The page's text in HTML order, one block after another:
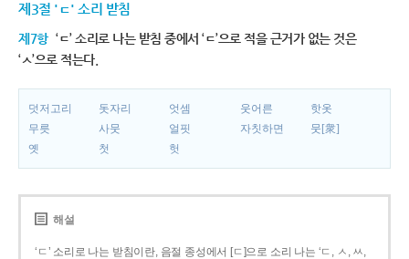
제3절 'ㄷ' 소리 받침
제7항 ‘ㄷ’ 소리로 나는 받침 중에서 ‘ㄷ’으로 적을 근거가 없는 것은
‘ㅅ’으로 적는다.
덧저고리 돗자리 엇셈 웃어른
핫옷
무릇
사뭇 얼핏 자칫하면
뭇[衆]
옛
첫 헛
해설
‘ㄷ’ 소리로 나는 받침이란, 음절 종성에서 [ㄷ]으로 소리 나는 ‘ㄷ, ㅅ, ㅆ,